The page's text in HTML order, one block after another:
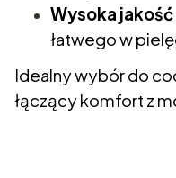
Wysoka
łatwego w
Idealny wybór do
łączący komfort z